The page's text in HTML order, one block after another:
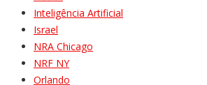
Inteligência Artificial
Israel
NRA Chicago
NRF NY
Orlando